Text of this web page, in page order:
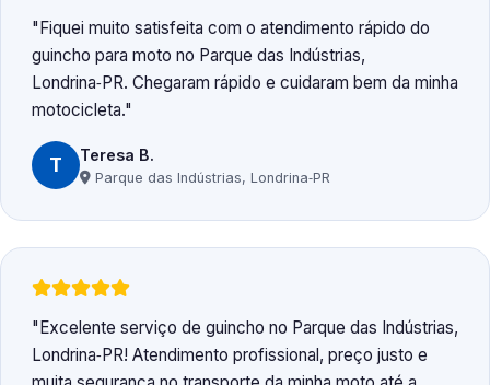
Fiquei muito satisfeita com o atendimento rápido do
guincho para moto no Parque das Indústrias,
Londrina‑PR. Chegaram rápido e cuidaram bem da minha
motocicleta.
T Teresa B.
Parque das Indústrias, Londrina‑PR
Excelente serviço de guincho no Parque das Indústrias,
Londrina‑PR! Atendimento profissional, preço justo e